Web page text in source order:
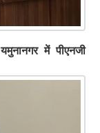
में पीएनजी